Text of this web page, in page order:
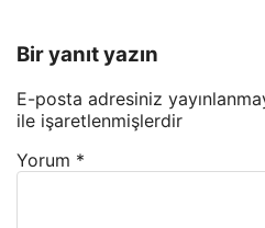
Bir yanıt yazın
E-posta adresiniz
ile işaretlenmişlerdir
Yorum *